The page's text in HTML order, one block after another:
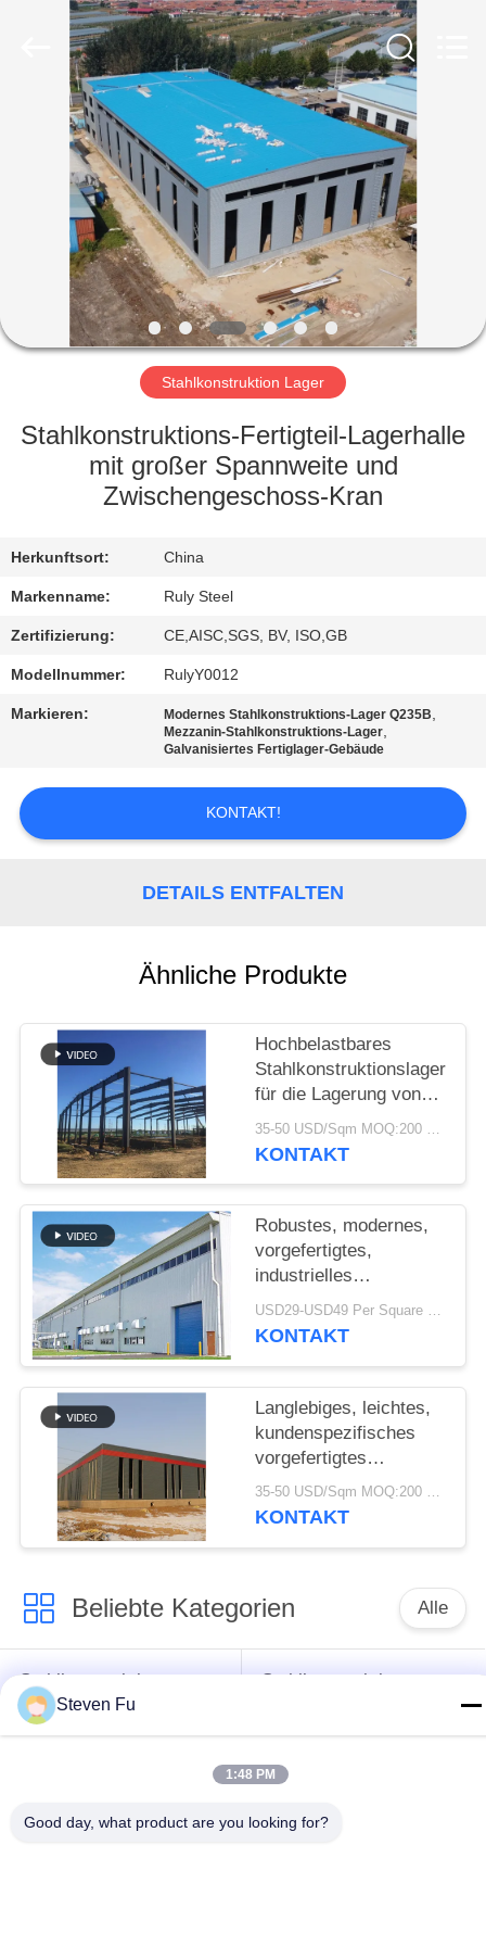
HAUS
PRODUKTE
VIDEOS
VR
SHOW
ÜBER
AUSFLUG
QUALITÄTSKONTROLLE
TRETEN
UNS
IN
VERBINDUNG
STÖRUNGS-
LÖSUNG
BLOG
SITEMAP
PRIVACY
POLICY
Stahlkonstruktion Lager
Stahlkonstruktions-Fertigteil-Lagerhalle
mit großer Spannweite und
Zwischengeschoss-Kran
Herkunftsort: China
Markenname: Ruly Steel
Zertifizierung: CE,AISC,SGS, BV, ISO,GB
Modellnummer: RulyY0012
Markieren: Modernes Stahlkonstruktions-Lager Q235B,
Mezzanin-Stahlkonstruktions-Lager,
Galvanisiertes Fertiglager-Gebäude
KONTAKT!
DETAILS ENTFALTEN
Ähnliche Produkte
Hochbelastbares
Stahlkonstruktionslager
für die Lagerung von
Zementwerken
35-50 USD/Sqm MOQ:200 sqm
KONTAKT
Robustes, modernes,
vorgefertigtes,
industrielles
Stahlkonstruktionslager
für die Fabrik
USD29-USD49 Per Square Meter MOQ:200 Quadratmeter
KONTAKT
Langlebiges, leichtes,
kundenspezifisches
vorgefertigtes
Lagerhaus mit
verzinkter
35-50 USD/Sqm MOQ:200 Quadratmeter
KONTAKT
Beliebte Kategorien Alle
Stahlkonstruktion
Lager
Stahlkonstruktions-
Vorfabrizierte
Steven Fu
1:48 PM
Good day, what product are you looking for?